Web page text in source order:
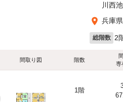
川西
兵庫
総階数 2
間取り図 階数
専
1階